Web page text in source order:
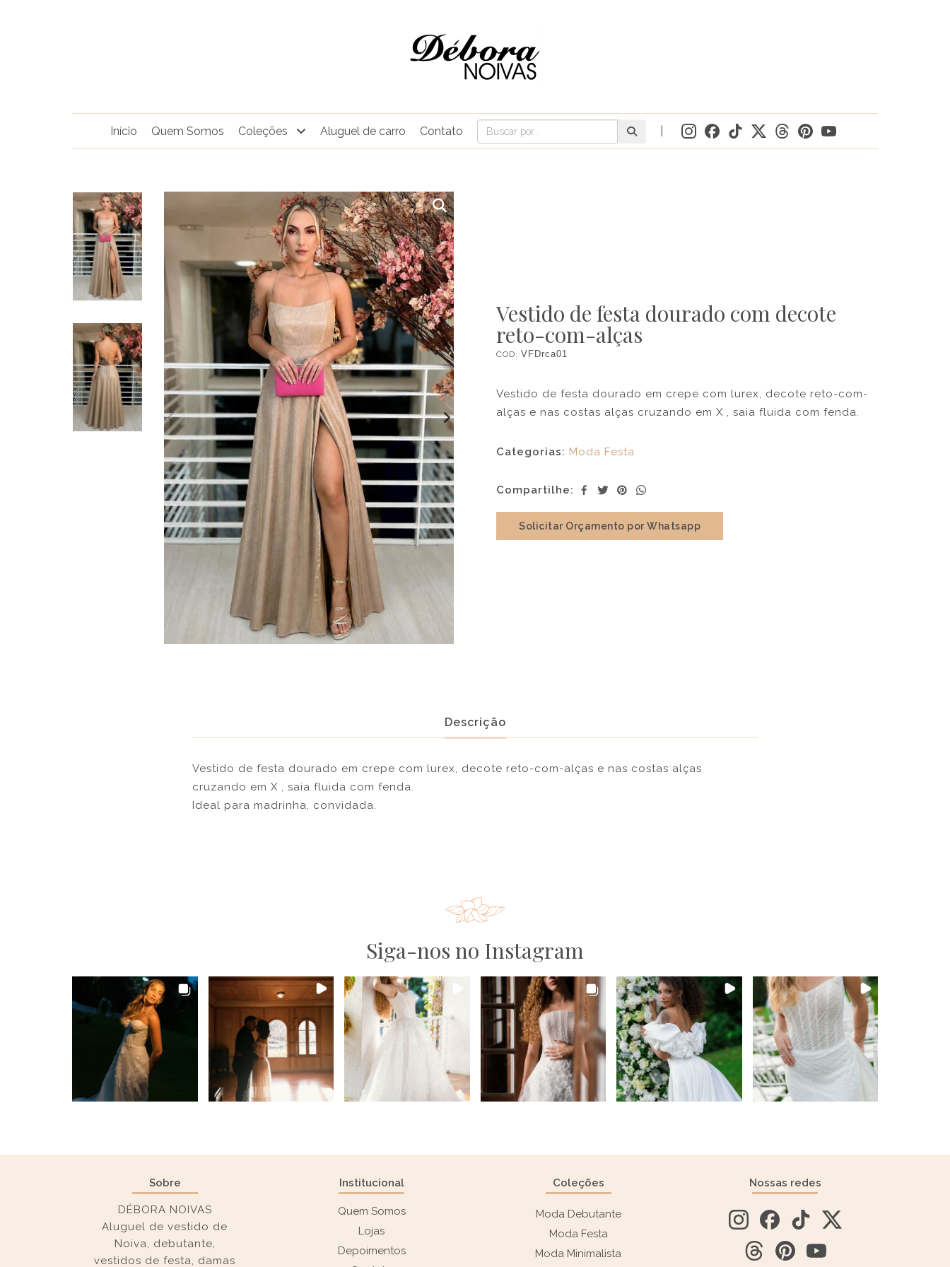
Início Quem Somos Coleções Aluguel de carro Contato
Vestido de festa dourado com decote
reto-com-alças
COD: VFDrca01
Vestido de festa dourado em crepe com lurex, decote reto-com-
alças e nas costas alças cruzando em X , saia fluida com fenda.
Categorias: Moda Festa
Compartilhe:
Solicitar Orçamento por Whatsapp
Descrição
Vestido de festa dourado em crepe com lurex, decote reto-com-alças e nas costas alças
cruzando em X , saia fluida com fenda.
Ideal para madrinha, convidada.
Siga-nos no Instagram
Sobre
DÉBORA NOIVAS
Aluguel de vestido de
Noiva, debutante,
vestidos de festa, damas
Institucional
Quem Somos
Lojas
Depoimentos
Coleções
Moda Debutante
Moda Festa
Moda Minimalista
Nossas redes